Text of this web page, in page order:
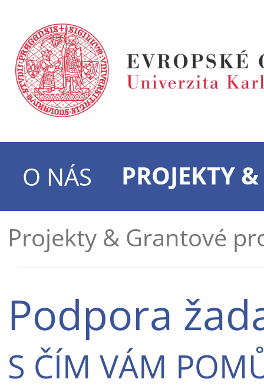
O NÁS
PROJEKTY
Projekty & Grantové
Podpora
S ČÍM VÁM